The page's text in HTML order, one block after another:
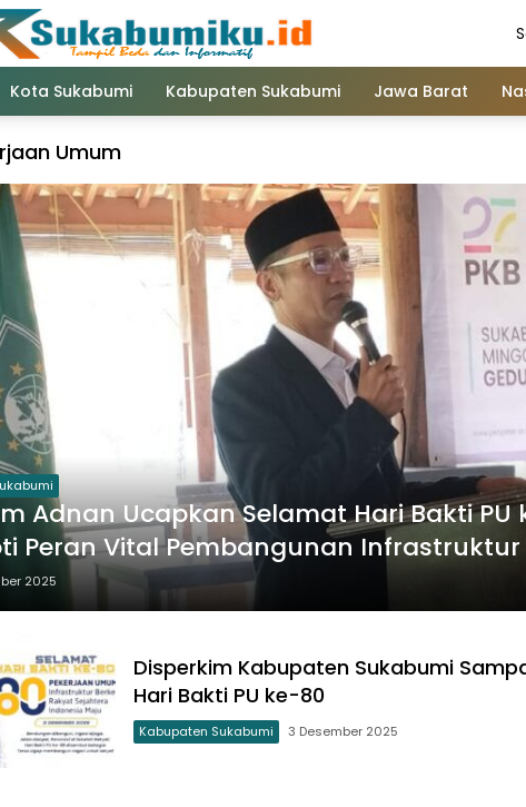
Kota Sukabumi Kabupaten Sukabumi Jawa Barat
Umum
Adnan Ucapkan Selamat Hari Bakti PU
Peran Vital Pembangunan Infrastruktur
2025
Disperkim Kabupaten Sukabumi
Hari Bakti PU ke-80
Kabupaten Sukabumi 3 Desember 2025